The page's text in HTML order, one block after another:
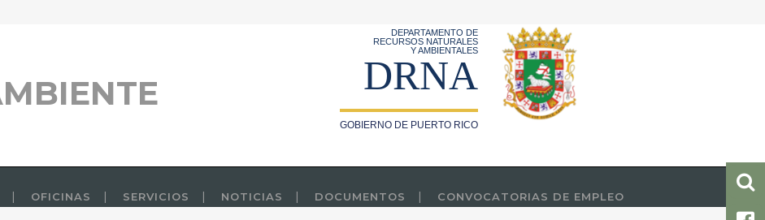
DEPARTAMENTO DE
RECURSOS NATURALES
Y AMBIENTALES
DRNA
GOBIERNO DE PUERTO RICO
OFICINAS SERVICIOS NOTICIAS DOCUMENTOS CONVOCATORIAS DE EMPLEO